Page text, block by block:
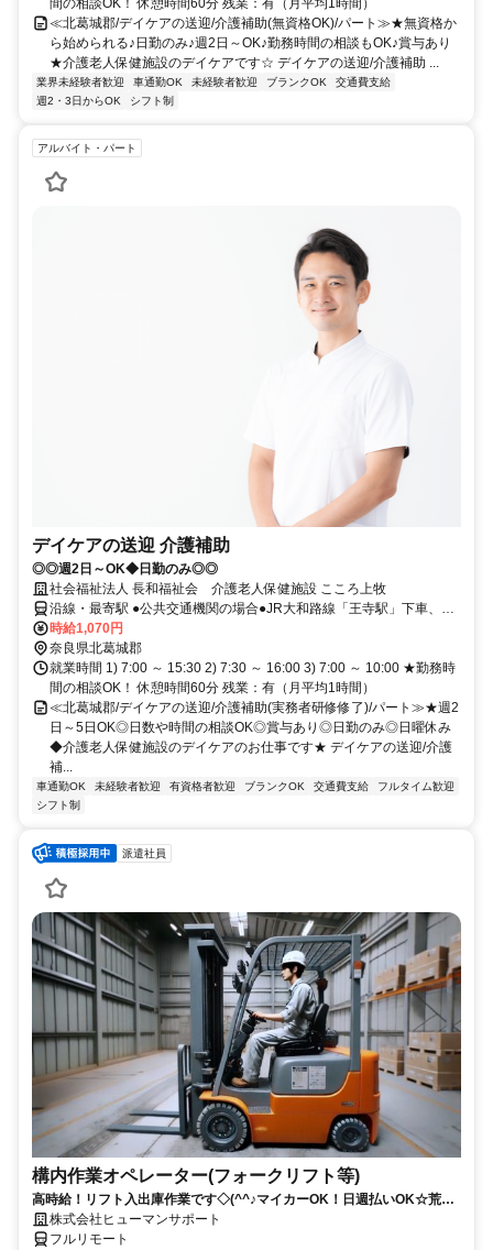
≪北葛城郡/デイケアの送迎/介護補助(無資格OK)/パート≫★無資格か
ら始められる♪日勤のみ♪週2日～OK♪勤務時間の相談もOK♪賞与あり
★介護老人保健施設のデイケアです☆ デイケアの送迎/介護補助 ...
業界未経験者歓迎 車通勤OK 未経験者歓迎 ブランクOK
交通費支給
週2・3日からOK
シフト制
アルバイト・パート
デイケアの送迎 介護補助
◎◎週2日～OK◆日勤のみ◎◎
社会福祉法人 長和福祉会 介護老人保健施設 こころ上牧
沿線・最寄駅 ●公共交通機関の場合●JR大和路線「王寺駅」下車、奈
良交通バス ラスパ西大和バス停下車 徒歩5分●車の場合●近鉄田原本
線 佐味田川駅 から 車5分
時給1,070円
奈良県北葛城郡
就業時間 1) 7:00 ～ 15:30 2) 7:30 ～ 16:00 3) 7:00 ～ 10:00 ★勤務時
間の相談OK！ 休憩時間60分 残業：有（月平均1時間）
≪北葛城郡/デイケアの送迎/介護補助(実務者研修修了)/パート≫★週2
日～5日OK◎日数や時間の相談OK◎賞与あり◎日勤のみ◎日曜休み
◆介護老人保健施設のデイケアのお仕事です★ デイケアの送迎/介護
補...
車通勤OK 未経験者歓迎 有資格者歓迎 ブランクOK 交通費支給
フルタイム歓迎
シフト制
派遣社員
構内作業オペレーター(フォークリフト等)
高時給！リフト入出庫作業です◇(^^♪マイカーOK！日週払いOK☆荒本
駅★【シゴト№0619】
株式会社ヒューマンサポート
フルリモート